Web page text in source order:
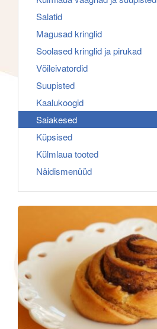
Salatid
Magusad kringlid
Soolased kringlid ja pirukad
Võileivatordid
Suupisted
Kaalukoogid
Saiakesed
Küpsised
Külmlaua tooted
Näidismenüüd